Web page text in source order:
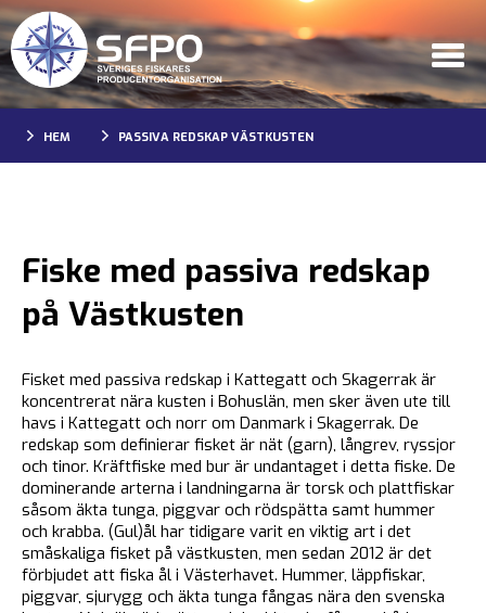
HEM PASSIVA REDSKAP VÄSTKUSTEN
Fiske med passiva redskap
på Västkusten
Fisket med passiva redskap i Kattegatt och Skagerrak är
koncentrerat nära kusten i Bohuslän, men sker även ute till
havs i Kattegatt och norr om Danmark i Skagerrak. De
redskap som definierar fisket är nät (garn), långrev, ryssjor
och tinor. Kräftfiske med bur är undantaget i detta fiske. De
dominerande arterna i landningarna är torsk och plattfiskar
såsom äkta tunga, piggvar och rödspätta samt hummer
och krabba. (Gul)ål har tidigare varit en viktig art i det
småskaliga fisket på västkusten, men sedan 2012 är det
förbjudet att fiska ål i Västerhavet. Hummer, läppfiskar,
piggvar, sjurygg och äkta tunga fångas nära den svenska